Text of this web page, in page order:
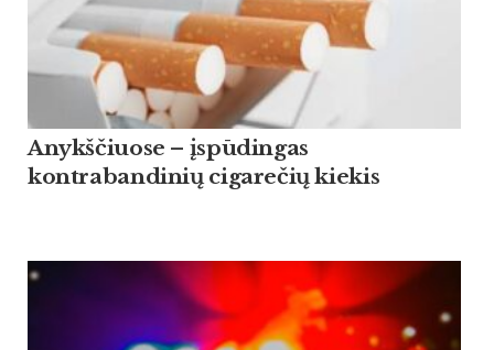
Anykščiuose – įspūdingas
kontrabandinių cigarečių kiekis